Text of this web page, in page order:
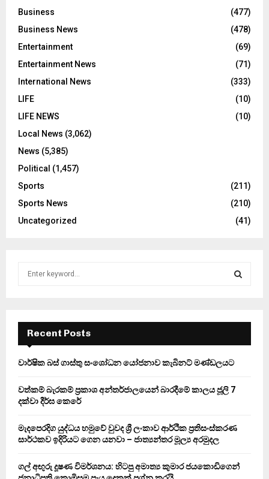
Business
(477)
Business News
(478)
Entertainment
(69)
Entertainment News
(71)
International News
(333)
LIFE
(10)
LIFE NEWS
(10)
Local News (3,062)
News (5,385)
Political (1,457)
Sports
(211)
Sports News
(210)
Uncategorized
(41)
f
r
E
A
Recent Posts
වාර්ෂික බස් ගාස්තු සංශෝධන යෝජනාව කැබිනට් මණ්ඩලයට
වත්කම් බැරකම් ප්‍රකාශ අන්තර්ජාලයෙන් බාරදීමේ කාලය ජූලි 7
දක්වා දීර්ඝ කෙරේ
මැදපෙරදිග යුද්ධය හමුවේ වුවද ශ්‍රී ලංකාව ආර්ථික ප්‍රතිසංස්කරණ
සාර්ථකව ඉදිරියට ගෙන යනවා – ජාත්‍යන්තර මූල්‍ය අරමුදල
ගල් අඟුරු දූෂණ විමර්ශනය: හිටපු අමාත්‍ය කුමාර ජයකොඩිගෙන්